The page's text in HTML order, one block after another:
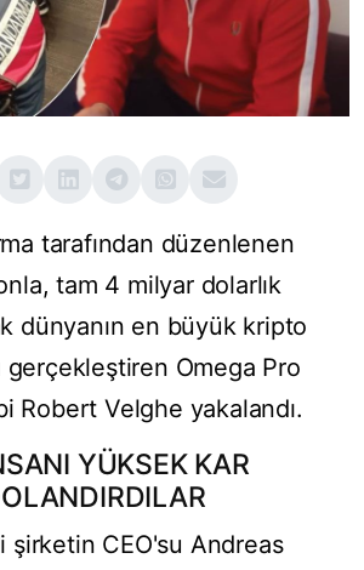
tarafından düzenlenen
tam 4 milyar dolarlık
dünyanın en büyük kripto
gerçekleştiren Omega Pro
Robert Velghe yakalandı.
YÜKSEK KAR
şirketin CEO'su Andreas